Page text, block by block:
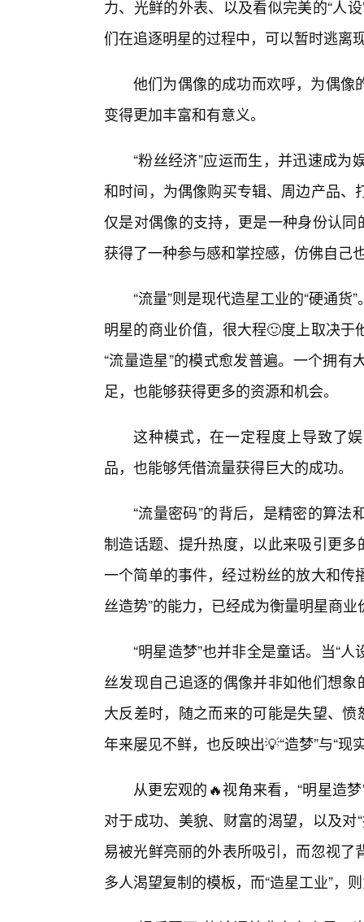
力、光鲜的外表、以及看似完美的“人
们在追逐明星的过程中，可以暂时逃离
他们为偶像的成功而欢呼，为偶像
变得更加丰富和有意义。
“粉丝经济”应运而生，并迅速成
和时间，为偶像购买专辑、周边产品
仅是对偶像的支持，更是一种身份认
获得了一种参与感和掌控感，仿佛自己
“流量”则是现代造星工业的“硬通
明星的商业价值，很大程🙂度上取决
“流量造星”的模式愈发普遍。一个拥
足，也能够获得更多的资源和机会。
这种模式，在一定程度上导致了
品，也能够凭借流量获得巨大的成功。
“流量密码”的背后，是精密的算
制造话题、提升热度，以此来吸引更
一个简单的事件，经过粉丝的放大和传
丝造势”的能力，已经成为衡量明星商
“明星造梦”也并非全是童话。当“
丝发现自己追逐的偶像并非如他们想
大反差时，随之而来的可能是失望、
年来屡见不鲜，也反映出💡“造梦”与“现
从更宏观的🔥视角来看，“明星造
对于成功、美貌、财富的渴望，以及
易被光鲜亮丽的外表所吸引，而忽视
多人渴望复制的模板，而“造星工业”，